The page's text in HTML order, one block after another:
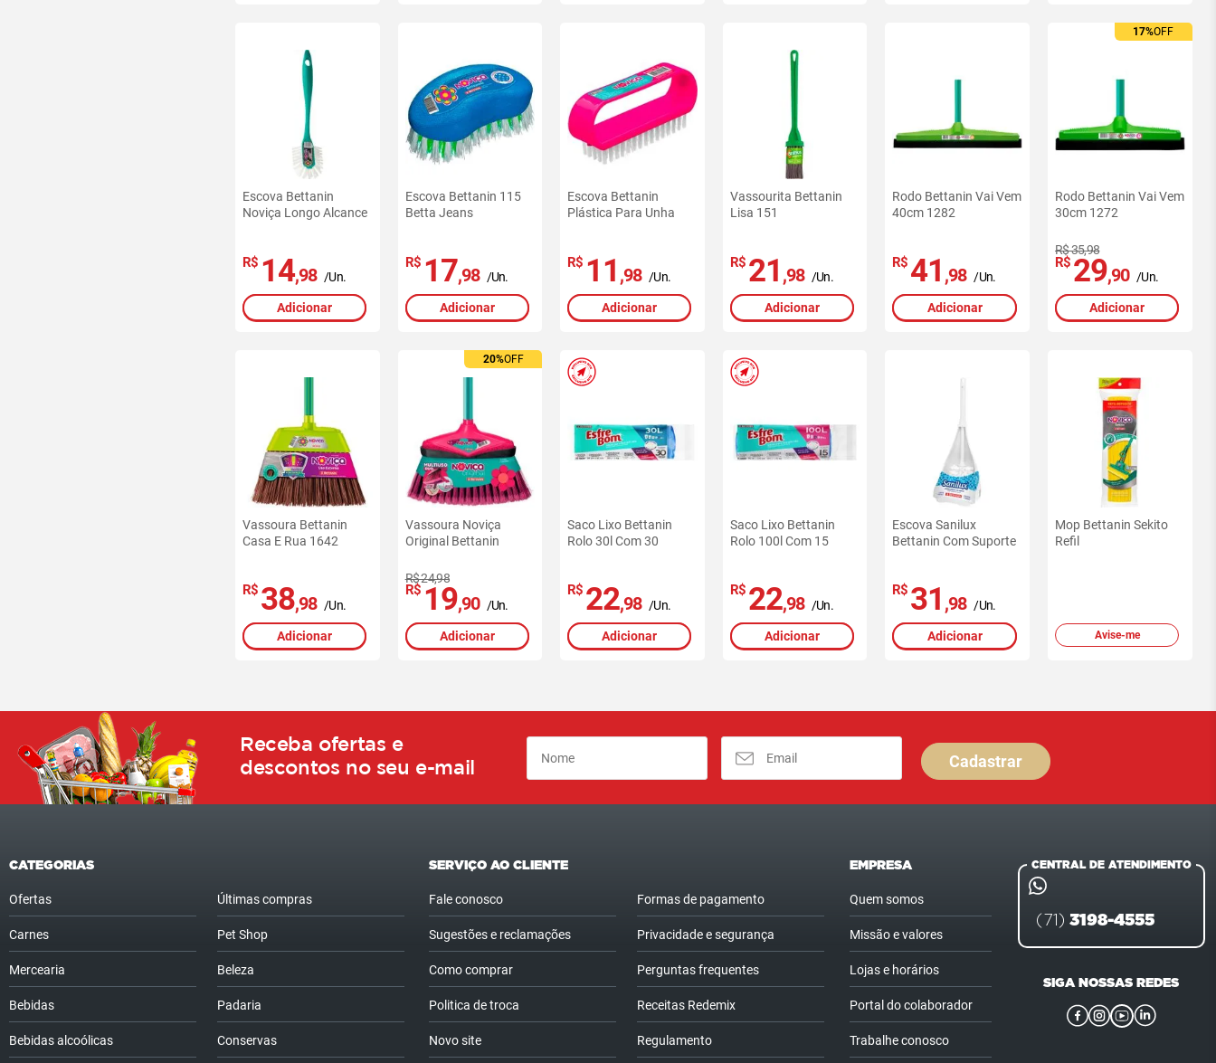
Escova Bettanin
Noviça Longo Alcance
R$ 14,98 /Un.
Adicionar
Escova Bettanin 115
Betta Jeans
R$ 17,98 /Un.
Adicionar
Escova Bettanin
Plástica Para Unha
R$ 11 ,98 /Un.
Adicionar
Vassourita Bettanin
Lisa 151
R$ 21 ,98 /Un.
Adicionar
Rodo Bettanin Vai Vem
40cm 1282
R$ 41 ,98 /Un.
Adicionar
17%OFF
Rodo Bettanin Vai Vem
30cm 1272
R$ 35,98
R$ 29,90 /Un.
Adicionar
Vassoura Bettanin
Casa E Rua 1642
R$ 38,98 /Un.
Adicionar
20%OFF
Vassoura Noviça
Original Bettanin
R$ 24,98
R$ 19,90 /Un.
Adicionar
Ofertas
exclusivas
RedeMiX
Saco Lixo Bettanin
Rolo 30l Com 30
R$ 22,98 /Un.
Adicionar
Ofertas
exclusivas
RedeMiX
Saco Lixo Bettanin
Rolo 100l Com 15
R$ 22,98 /Un.
Adicionar
Escova Sanilux
Bettanin Com Suporte
R$ 31 ,98 /Un.
Adicionar
Mop Bettanin Sekito
Refil
Avise-me
Receba ofertas e
descontos no seu e-mail
Cadastrar
CATEGORIAS
Ofertas
Carnes
Mercearia
Bebidas
Bebidas alcoólicas
Últimas compras
Pet Shop
Beleza
Padaria
Conservas
SERVIÇO AO CLIENTE
Fale conosco
Sugestões e reclamações
Como comprar
Politica de troca
Novo site
Formas de pagamento
Privacidade e segurança
Perguntas frequentes
Receitas Redemix
Regulamento
EMPRESA
Quem somos
Missão e valores
Lojas e horários
Portal do colaborador
Trabalhe conosco
CENTRAL DE ATENDIMENTO
(71) 3198-4555
SIGA NOSSAS REDES